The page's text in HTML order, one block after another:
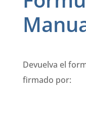
Devuelva el
firmado por: